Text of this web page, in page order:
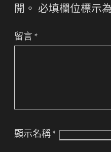
開。 必填欄位標示
留言 *
顯示名稱 *